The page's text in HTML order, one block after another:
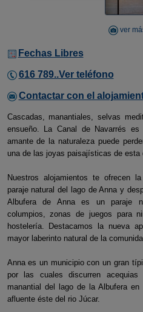
ver
Fechas Libres
616 789..Ver teléfono
Contactar con el
Cascadas, manantiales, selvas
ensueño. La Canal de Navarrés
amante de la naturaleza puede
una de las joyas paisajísticas de esta
Nuestros alojamientos te ofrecen
paraje natural del lago de Anna y
Albufera de Anna es un paraje
columpios, zonas de juegos para
hostelería. Destacamos la nueva
mayor laberinto natural de la
Anna es un municipio con un gran
por las cuales discurren
manantial del lago de la Albufera
afluente éste del rio Júcar.